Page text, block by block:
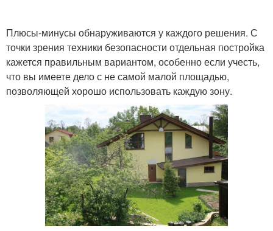
Плюсы-минусы обнаруживаются у каждого решения. С
точки зрения техники безопасности отдельная постройка
кажется правильным вариантом, особенно если учесть,
что вы имеете дело с не самой малой площадью,
позволяющей хорошо использовать каждую зону.